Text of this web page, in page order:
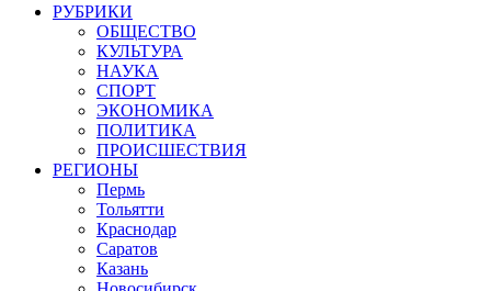
РУБРИКИ
ОБЩЕСТВО
КУЛЬТУРА
НАУКА
СПОРТ
ЭКОНОМИКА
ПОЛИТИКА
ПРОИСШЕСТВИЯ
РЕГИОНЫ
Пермь
Тольятти
Краснодар
Саратов
Казань